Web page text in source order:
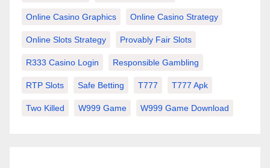
Online Casino Graphics Online Casino Strategy
Online Slots Strategy Provably Fair Slots
R333 Casino Login Responsible Gambling
RTP Slots Safe Betting T777 T777 Apk
Two Killed W999 Game W999 Game Download